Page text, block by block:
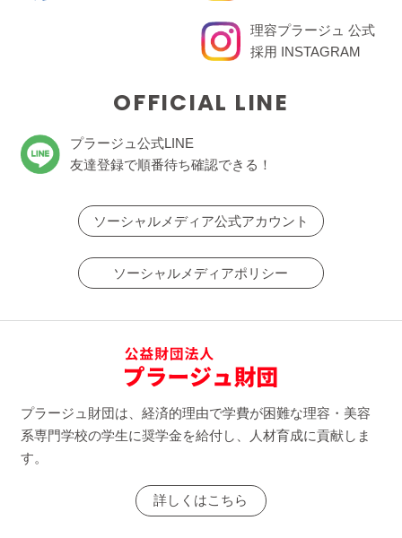
理容プラージュ 公式
採用 INSTAGRAM
OFFICIAL LINE
プラージュ公式LINE
友達登録で順番待ち確認できる！
ソーシャルメディア公式アカウント
ソーシャルメディアポリシー
プラージュ財団は、経済的理由で学費が困難な理容・美容
系専門学校の学生に奨学金を給付し、人材育成に貢献しま
す。
詳しくはこちら